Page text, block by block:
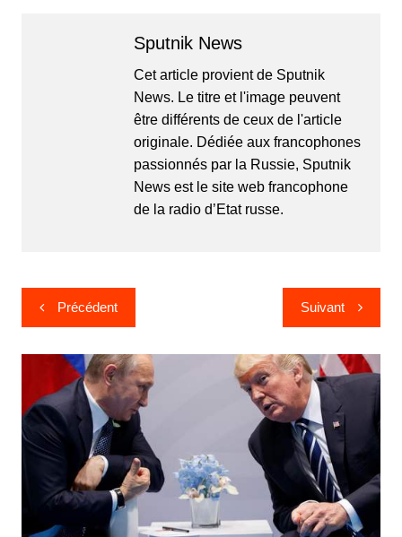
Sputnik News
Cet article provient de Sputnik
News. Le titre et l'image peuvent
être différents de ceux de l'article
originale. Dédiée aux francophones
passionnés par la Russie, Sputnik
News est le site web francophone
de la radio d’Etat russe.
Navigation
de
l’article
Précédent Suivant